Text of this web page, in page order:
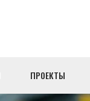
ПРОЕКТЫ